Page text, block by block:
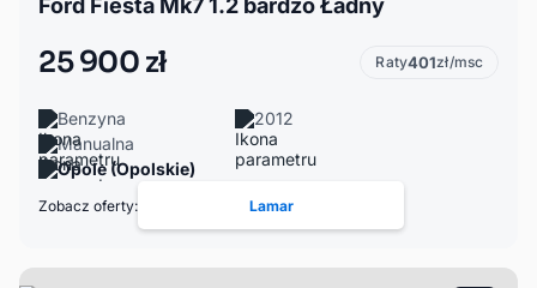
Ford Fiesta Mk7 1.2 bardzo Ładny
25 900 zł Raty401zł/msc
Benzyna
2012
Manualna
Opole (Opolskie)
Zobacz oferty: Lamar